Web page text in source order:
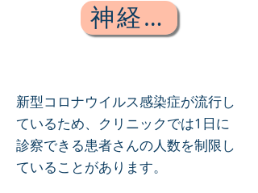
神経内科
新型コロナウイルス感染症が流行し
ているため、クリニックでは1日に
診察できる患者さんの人数を制限し
ていることがあります。